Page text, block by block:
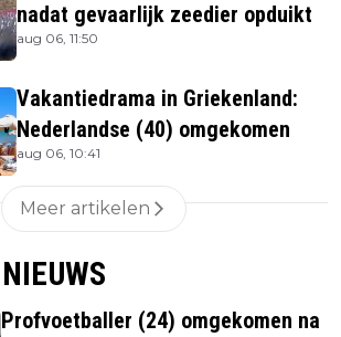
nadat gevaarlijk zeedier opduikt
aug 06, 11:50
Vakantiedrama in Griekenland:
Nederlandse (40) omgekomen
aug 06, 10:41
Meer artikelen
Profvoetballer (24) omgekomen na